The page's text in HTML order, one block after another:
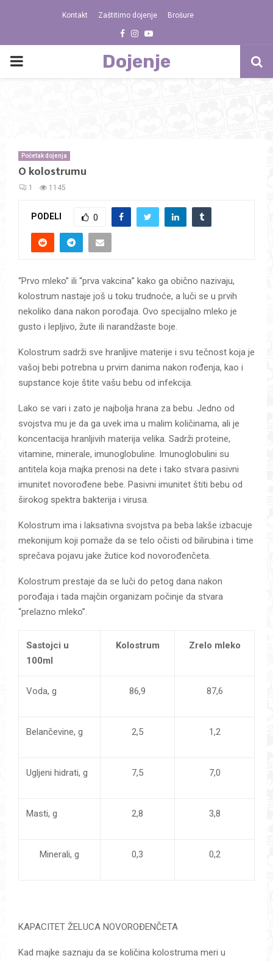
Kontakt Zaštitimo dojenje Brošure
Facebook
Instagram
Youtube
PRIMARY
Dojenje
Početak dojenja
O kolostrumu
1 1145
PODELI 0
“Prvo mleko” ili “prva vakcina” kako ga obično nazivaju,
kolostrum nastaje još u toku trudnoće, a luči se u prvih
nekoliko dana nakon porođaja. Ovo specijalno mleko je
gusto i lepljivo, žute ili narandžaste boje.
Kolostrum sadrži sve hranljive materije i svu tečnost koja je
vašoj bebi potrebna u prvim danima nakon rođenja, kao i
supstance koje štite vašu bebu od infekcija.
Lako se vari i zato je najbolja hrana za bebu. Jedno od
svojstva mu je da ga uvek ima u malim količinama, ali je
koncentacija hranljivih materija velika. Sadrži proteine,
vitamine, minerale, imunoglobuline. Imunoglobulini su
antitela koja majka prenosi na dete i tako stvara pasivni
imunitet novorođene bebe. Pasivni imunitet štiti bebu od
širokog spektra bakterija i virusa.
Kolostrum ima i laksativna svojstva pa beba lakše izbacuje
mekonijum koji pomaže da se telo očisti od bilirubina i time
sprečava pojavu jake žutice kod novorođenčeta.
Kolostrum prestaje da se luči do petog dana nakon
porođaja i tada majčin organizam počinje da stvara
“prelazno mleko”.
Sastojci u
100ml
Kolostrum Zrelo mleko
Voda, g 86,9 87,6
Belančevine, g 2,5 1,2
Ugljeni hidrati, g 7,5 7,0
Masti, g 2,8 3,8
Minerali, g 0,3 0,2
KAPACITET ŽELUCA NOVOROĐENČETA
Kad majke saznaju da se količina kolostruma meri u